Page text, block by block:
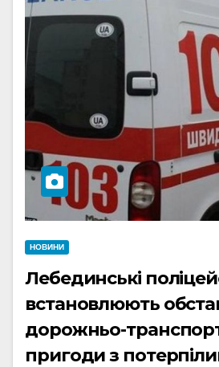
НОВИНИ
Лебединські
встановлюють
дорожньо-
пригоди з